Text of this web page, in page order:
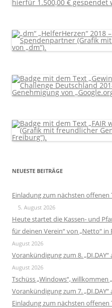
NEUESTE BEITRÄGE
Einladung zum nächsten
5. August 2026
Heute startet die Kassen- und
für deinen Verein“ von „Netto“
August 2026
Vorankündigung zum 8.
August 2026
Tschüss „Windows“, willkommen
Vorankündigung zum 7.
Einladung zum nächsten